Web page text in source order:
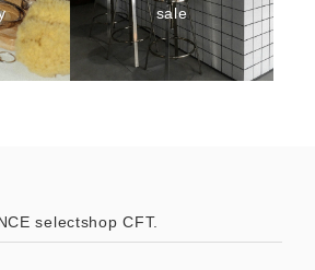
sale
selectshop CFT.